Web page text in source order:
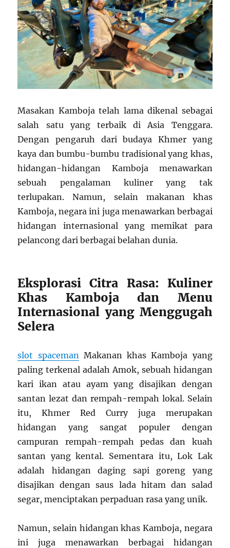
Masakan Kamboja telah lama dikenal sebagai
salah satu yang terbaik di Asia Tenggara.
Dengan pengaruh dari budaya Khmer yang
kaya dan bumbu-bumbu tradisional yang khas,
hidangan-hidangan Kamboja menawarkan
sebuah pengalaman kuliner yang tak
terlupakan. Namun, selain makanan khas
Kamboja, negara ini juga menawarkan berbagai
hidangan internasional yang memikat para
pelancong dari berbagai belahan dunia.
Eksplorasi Citra Rasa: Kuliner
Khas Kamboja dan Menu
Internasional yang Menggugah
Selera
slot spaceman Makanan khas Kamboja yang
paling terkenal adalah Amok, sebuah hidangan
kari ikan atau ayam yang disajikan dengan
santan lezat dan rempah-rempah lokal. Selain
itu, Khmer Red Curry juga merupakan
hidangan yang sangat populer dengan
campuran rempah-rempah pedas dan kuah
santan yang kental. Sementara itu, Lok Lak
adalah hidangan daging sapi goreng yang
disajikan dengan saus lada hitam dan salad
segar, menciptakan perpaduan rasa yang unik.
Namun, selain hidangan khas Kamboja, negara
ini juga menawarkan berbagai hidangan